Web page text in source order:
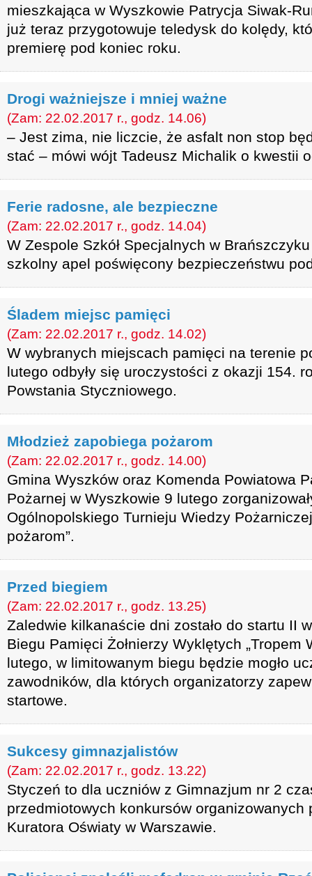
mieszkająca w Wyszkowie Patrycja Siwak-
już teraz przygotowuje teledysk do kolędy,
premierę pod koniec roku.
Drogi ważniejsze i mniej ważne
(Zam: 22.02.2017 r., godz. 14.06)
– Jest zima, nie liczcie, że asfalt non stop
stać – mówi wójt Tadeusz Michalik o kwestii
Ferie radosne, ale bezpieczne
(Zam: 22.02.2017 r., godz. 14.04)
W Zespole Szkół Specjalnych w
szkolny apel poświęcony bezpieczeństwu
Śladem miejsc pamięci
(Zam: 22.02.2017 r., godz. 14.02)
W wybranych miejscach pamięci na terenie
lutego odbyły się uroczystości z okazji 154.
Powstania Styczniowego.
Młodzież zapobiega pożarom
(Zam: 22.02.2017 r., godz. 14.00)
Gmina Wyszków oraz Komenda Powiatowa
Pożarnej w Wyszkowie 9 lutego
Ogólnopolskiego Turnieju Wiedzy
pożarom”.
Przed biegiem
(Zam: 22.02.2017 r., godz. 13.25)
Zaledwie kilkanaście dni zostało do startu II
Biegu Pamięci Żołnierzy Wyklętych „Tropem
lutego, w limitowanym biegu będzie mogło
zawodników, dla których organizatorzy
startowe.
Sukcesy gimnazjalistów
(Zam: 22.02.2017 r., godz. 13.22)
Styczeń to dla uczniów z Gimnazjum nr 2
przedmiotowych konkursów organizowanych
Kuratora Oświaty w Warszawie.